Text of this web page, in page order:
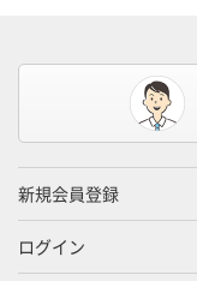
新規会員登録
ログイン